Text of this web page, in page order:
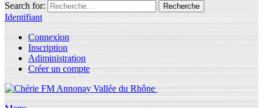
Search for:
Recherche
Identifiant
Connexion
Inscription
Adiministration
Créer un compte